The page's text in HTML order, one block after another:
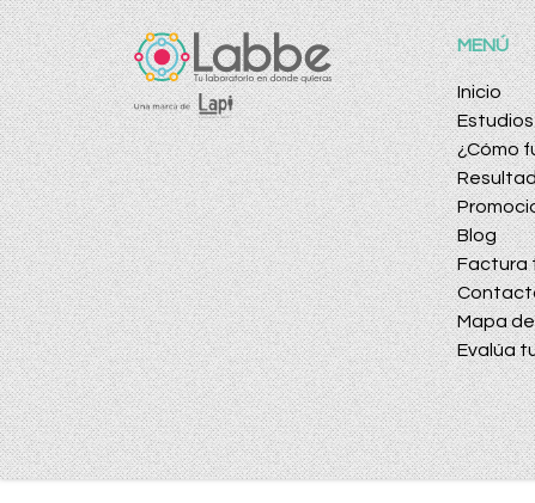
MENÚ
Inicio
Estudios
¿Cómo
Blog
Factura
Mapa
Evalúa